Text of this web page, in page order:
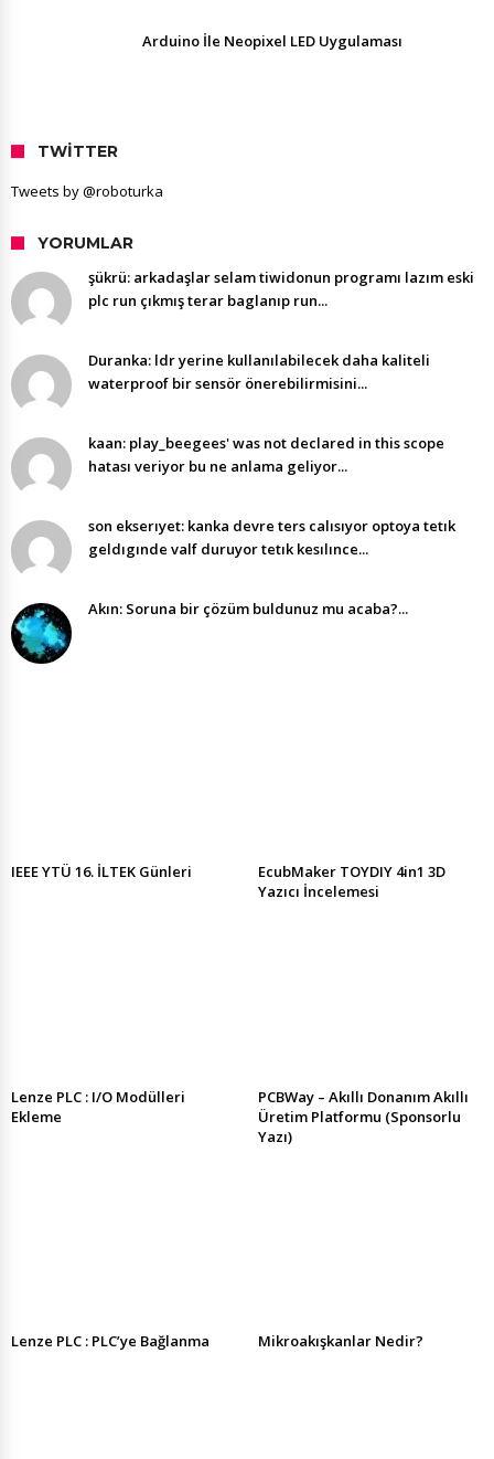
Arduino İle Neopixel LED Uygulaması
TWITTER
Tweets by @roboturka
YORUMLAR
şükrü: arkadaşlar selam tiwidonun programı lazım eski
plc run çıkmış terar baglanıp run...
Duranka: ldr yerine kullanılabilecek daha kaliteli
waterproof bir sensör önerebilirmisini...
kaan: play_beegees' was not declared in this scope
hatası veriyor bu ne anlama geliyor...
son ekserıyet: kanka devre ters calısıyor optoya tetık
geldıgınde valf duruyor tetık kesılınce...
Akın: Soruna bir çözüm buldunuz mu acaba?...
IEEE YTÜ 16. İLTEK Günleri
EcubMaker TOYDIY 4in1 3D
Yazıcı İncelemesi
Lenze PLC : I/O Modülleri
Ekleme
PCBWay – Akıllı Donanım Akıllı
Üretim Platformu (Sponsorlu
Yazı)
Lenze PLC : PLC’ye Bağlanma Mikroakışkanlar Nedir?